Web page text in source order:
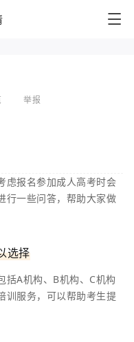
举报
虑报名参加成人高考时会
行一些问答，帮助大家做
选择
括A机构、B机构、C机构
训服务，可以帮助考生提